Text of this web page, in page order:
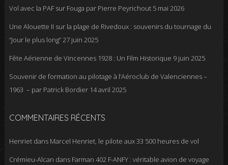
Vol avec la PAF sur Fouga par Pierre Peyrichout 5 mai 2026
Une Alouette II sur la plage de Rivedoux : souvenirs du tournage du
“Jour le plus long”27 juin 2025
Fête Aérienne de Vincennes 1928 : Un Film Historique 9 juin 2025
Souvenir de formation au pilotage à l’Aéroclub de Valenciennes –
1963 – par Patrick Bordier 14 avril 2025
COMMENTAIRES RÉCENTS
Henrietdans Marcel Henriet, le pilote aux 33 500 heures de vol
Crémieu-Alcan dans Farman 402 F-ANFY : véritable avion de voyage